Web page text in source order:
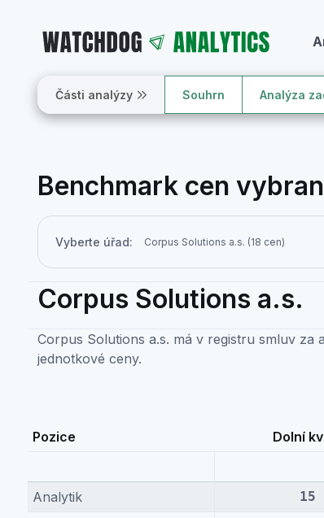
Části analýzy Souhrn Analýza
Benchmark cen
Vyberte úřad:
Corpus Solutions a.s.
Corpus Solutions a.s. má v registru smluv za
jednotkové ceny.
Pozice Dolní
Analytik
15